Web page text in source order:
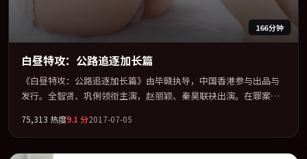
166分钟
白昼特攻：公路追逐加长篇
《白昼特攻：公路追逐加长篇》由毕赣执导，中国香港参与出品与
发行。全智贤、巩俐领衔主演，赵丽颖、秦昊联袂出演。在罪案类
架，在叙事、表演与视听上力求统一。定于 2017-04-08 在内地院线
及主流平台同步亮相，2017 年度话题片中口碑稳健，适合喜欢强情
节与人物弧光的观众完整观看。
75,313 热度9.1 分2017-07-05